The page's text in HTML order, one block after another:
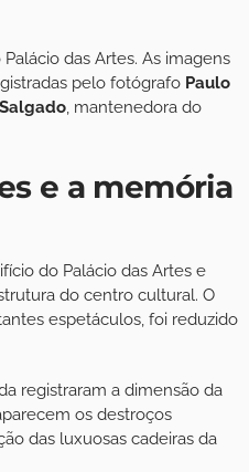
das Artes. As imagens
pelo fotógrafo Paulo
, mantenedora do
e a memória
do Palácio das Artes e
do centro cultural. O
espetáculos, foi reduzido
registraram a dimensão da
os destroços
das luxuosas cadeiras da